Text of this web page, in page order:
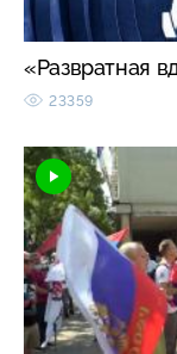
«Развратная
23359